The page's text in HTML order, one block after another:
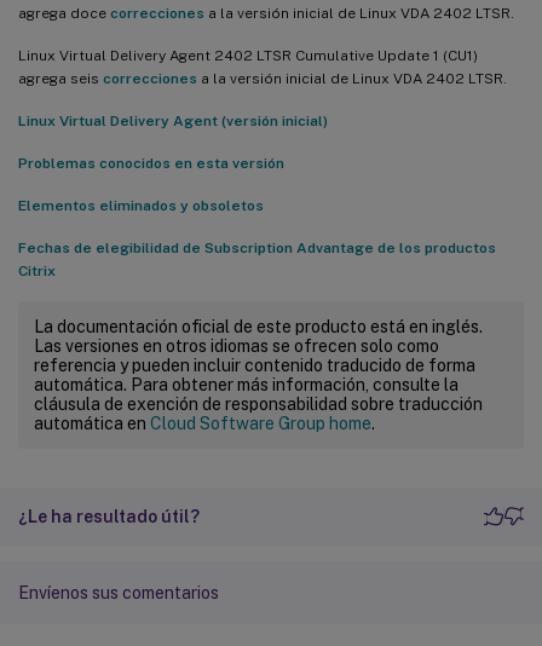
agrega doce correcciones a la versión inicial de Linux VDA 2402 LTSR.
Linux Virtual Delivery Agent 2402 LTSR Cumulative Update 1 (CU1)
agrega seis correcciones a la versión inicial de Linux VDA 2402 LTSR.
Linux Virtual Delivery Agent (versión inicial)
Problemas conocidos en esta versión
Elementos eliminados y obsoletos
Fechas de elegibilidad de Subscription Advantage de los productos
Citrix
La documentación oficial de este producto está en inglés.
Las versiones en otros idiomas se ofrecen solo como
referencia y pueden incluir contenido traducido de forma
automática. Para obtener más información, consulte la
cláusula de exención de responsabilidad sobre traducción
automática en Cloud Software Group home.
¿Le ha resultado útil?
Envíenos sus comentarios